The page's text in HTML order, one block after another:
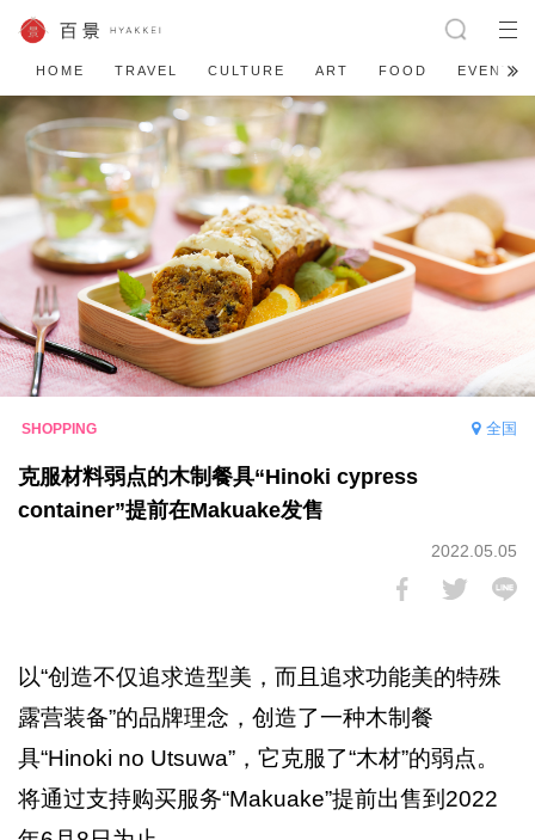
HOME TRAVEL CULTURE ART FOOD EVENT
全国
克服材料弱点的木制餐具“Hinoki cypress
container”提前在Makuake发售
2022.05.05
以“创造不仅追求造型美，而且追求功能美的特殊
露营装备”的品牌理念，创造了一种木制餐
具“Hinoki no Utsuwa”，它克服了“木材”的弱点。
将通过支持购买服务“Makuake”提前出售到2022